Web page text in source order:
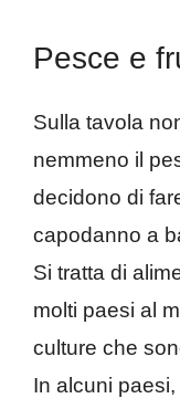
Pesce e
Sulla tavola
nemmeno il
decidono di
capodanno a
Si tratta di
molti paesi al
culture che
In alcuni